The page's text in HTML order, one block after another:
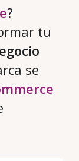
?
tu
se